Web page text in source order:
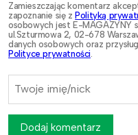
Zamieszczając komentarz
zapoznanie się z Polityką
osobowych jest E-MAGAZYNY
ul.Szturmowa 2, 02-678
danych osobowych oraz
Polityce prywatności.
Dodaj komentarz